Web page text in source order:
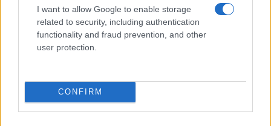
I want to allow Google to enable storage
related to security, including authentication
functionality and fraud prevention, and other
user protection.
CONFIRM